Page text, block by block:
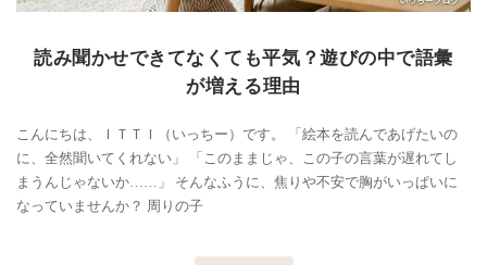
読み聞かせできてなくても平気？遊びの中で語彙
が増える理由
こんにちは、ＩＴＴＩ（いっちー）です。 「絵本を読んであげたいの
に、全然聞いてくれない」 「このままじゃ、この子の言葉が遅れてし
まうんじゃないか……」 そんなふうに、焦りや不安で胸がいっぱいに
なっていませんか？ 周りの子